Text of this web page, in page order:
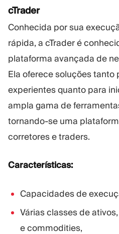
cTrader
Conhecida por sua
rápida, a cTrader é
plataforma avançada de
Ela oferece soluções tanto
experientes quanto para
ampla gama de
tornando-se uma
corretores e traders.
Características:
Capacidades de
Várias classes de
e commodities,